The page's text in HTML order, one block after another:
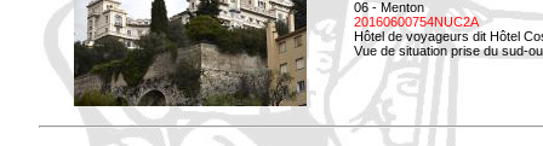
06 - Menton
20160600754NUC2A
Hôtel de voyageurs dit Hôtel
Vue de situation prise du sud-